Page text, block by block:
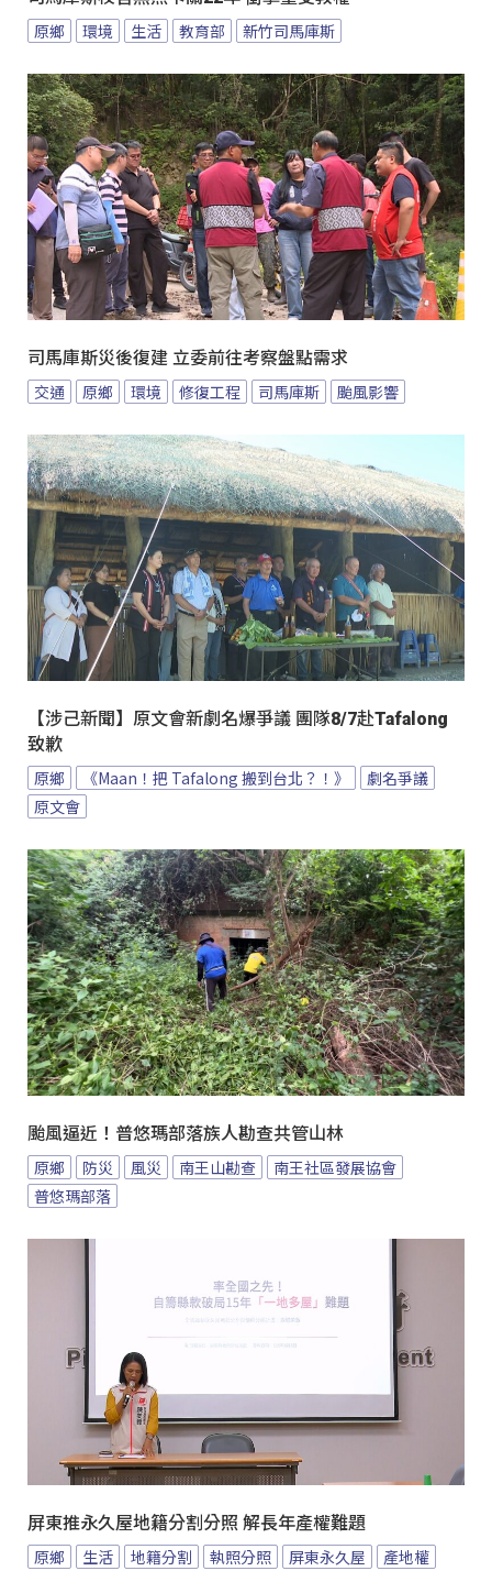
原鄉 環境 生活 教育部 新竹司馬庫斯
司馬庫斯災後復建 立委前往考察盤點需求
交通 原鄉 環境 修復工程 司馬庫斯 颱風影響
【涉己新聞】原文會新劇名爆爭議 團隊8/7赴Tafalong
致歉
原鄉 《Maan！把 Tafalong 搬到台北？！》
劇名爭議
原文會
颱風逼近！普悠瑪部落族人勘查共管山林
原鄉 防災 風災 南王山勘查
南王社區發展協會
普悠瑪部落
屏東推永久屋地籍分割分照 解長年產權難題
原鄉 生活 地籍分割 執照分照 屏東永久屋 產地權